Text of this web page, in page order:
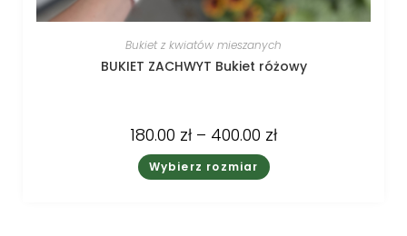
Bukiet z kwiatów mieszanych
BUKIET ZACHWYT Bukiet różowy
180.00 zł– 400.00 zł
Wybierz rozmiar